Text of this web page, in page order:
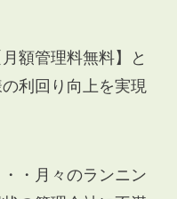
額管理料無料】と
利回り向上を実現
・月々のランニン